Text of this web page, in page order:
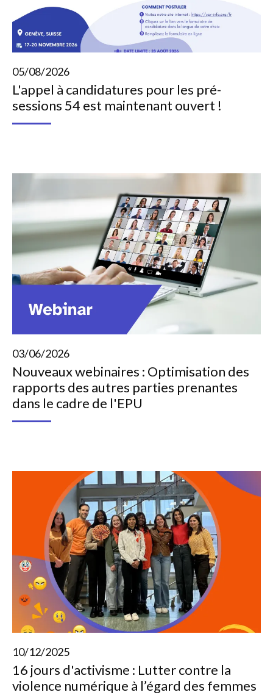
05/08/2026
L'appel à candidatures pour les pré-
sessions 54 est maintenant ouvert !
03/06/2026
Nouveaux webinaires : Optimisation des
rapports des autres parties prenantes
dans le cadre de l'EPU
10/12/2025
16 jours d'activisme : Lutter contre la
violence numérique à l’égard des femmes